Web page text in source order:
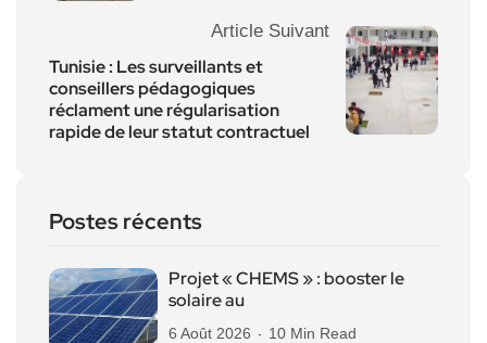
Article Suivant
Tunisie : Les surveillants et
conseillers pédagogiques
réclament une régularisation
rapide de leur statut contractuel
Postes récents
Projet « CHEMS » : booster le
solaire au
6 Août 2026 10 Min Read